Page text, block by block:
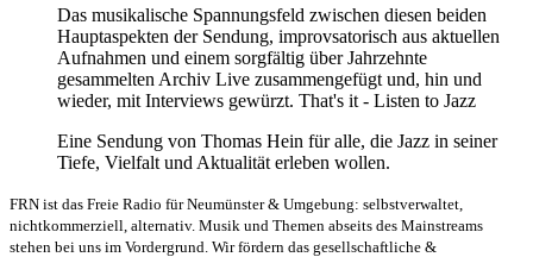
Das musikalische Spannungsfeld zwischen diesen beiden
Hauptaspekten der Sendung, improvsatorisch aus aktuellen
Aufnahmen und einem sorgfältig über Jahrzehnte
gesammelten Archiv Live zusammengefügt und, hin und
wieder, mit Interviews gewürzt. That's it - Listen to Jazz
Eine Sendung von Thomas Hein für alle, die Jazz in seiner
Tiefe, Vielfalt und Aktualität erleben wollen.
FRN ist das Freie Radio für Neumünster & Umgebung: selbstverwaltet,
nichtkommerziell, alternativ. Musik und Themen abseits des Mainstreams
stehen bei uns im Vordergrund. Wir fördern das gesellschaftliche &